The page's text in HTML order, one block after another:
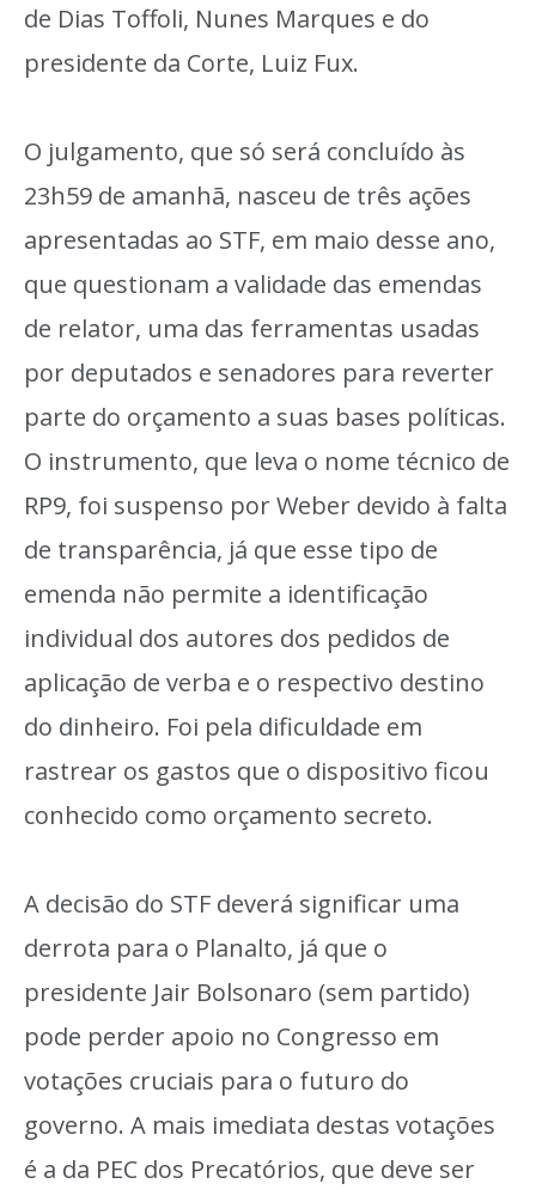
de Dias Toffoli, Nunes Marques e do
presidente da Corte, Luiz Fux.
O julgamento, que só será concluído às
23h59 de amanhã, nasceu de três ações
apresentadas ao STF, em maio desse ano,
que questionam a validade das emendas
de relator, uma das ferramentas usadas
por deputados e senadores para reverter
parte do orçamento a suas bases políticas.
O instrumento, que leva o nome técnico de
RP9, foi suspenso por Weber devido à falta
de transparência, já que esse tipo de
emenda não permite a identificação
individual dos autores dos pedidos de
aplicação de verba e o respectivo destino
do dinheiro. Foi pela dificuldade em
rastrear os gastos que o dispositivo ficou
conhecido como orçamento secreto.
A decisão do STF deverá significar uma
derrota para o Planalto, já que o
presidente Jair Bolsonaro (sem partido)
pode perder apoio no Congresso em
votações cruciais para o futuro do
governo. A mais imediata destas votações
é a da PEC dos Precatórios, que deve ser